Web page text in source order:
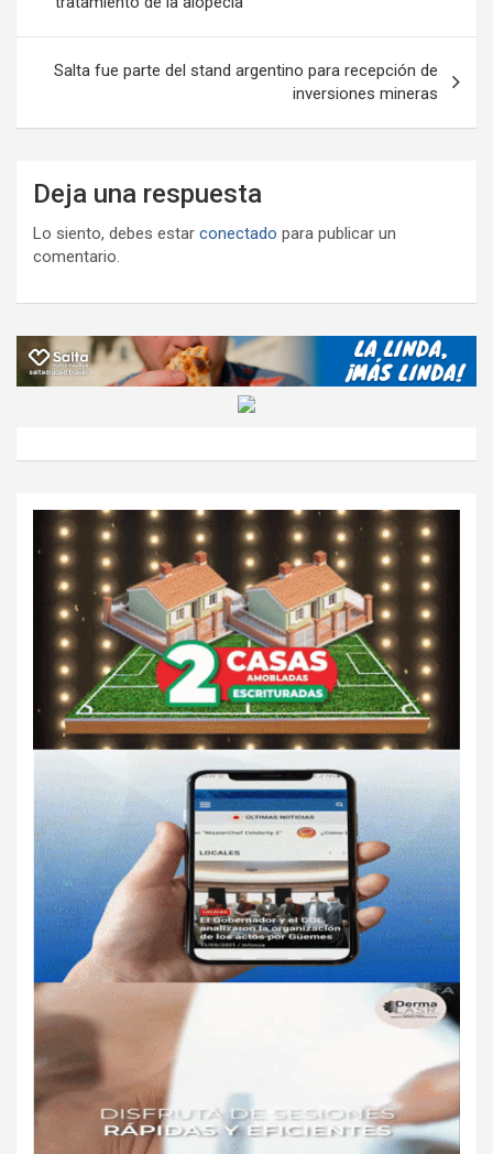
entradas
Salta fue parte del stand argentino para recepción de
inversiones mineras
Deja una respuesta
Lo siento, debes estar conectado para publicar un
comentario.